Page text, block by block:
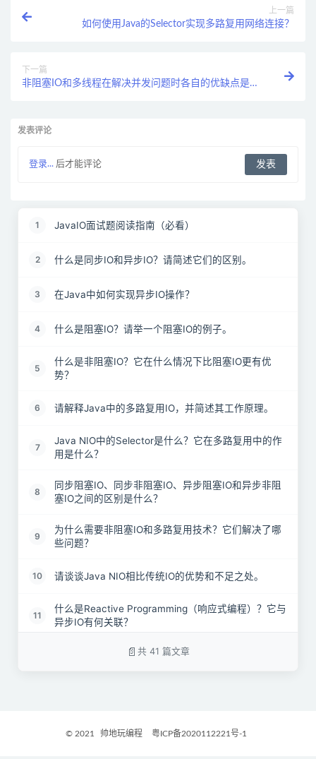
上一篇
如何使用Java的Selector实现多路复用网络连接？
下一篇
非阻塞IO和多线程在解决并发问题时各自的优缺点是什
发表评论
登录... 后才能评论
1 JavaIO面试题阅读指南（必看）
2 什么是同步IO和异步IO？请简述它们的区别。
3 在Java中如何实现异步IO操作？
4 什么是阻塞IO？请举一个阻塞IO的例子。
5
什么是非阻塞IO？它在什么情况下比阻塞IO更有优
势？
6 请解释Java中的多路复用IO，并简述其工作原理。
7
Java NIO中的Selector是什么？它在多路复用中的作
用是什么？
8
同步阻塞IO、同步非阻塞IO、异步阻塞IO和异步非阻
塞IO之间的区别是什么？
9
为什么需要非阻塞IO和多路复用技术？它们解决了哪
些问题？
10 请谈谈Java NIO相比传统IO的优势和不足之处。
11
什么是Reactive Programming（响应式编程）？它与
异步IO有何关联？
在Java中实现非阻塞IO操作时，如何避免数据不一致
共 41 篇文章
© 2021 帅地玩编程 粤ICP备2020112221号-1